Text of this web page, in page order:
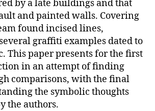
by a late buildings and that
and painted walls. Covering
found incised lines,
graffiti examples dated to
This paper presents for the first
in an attempt of finding
comparisons, with the final
the symbolic thoughts
the authors.